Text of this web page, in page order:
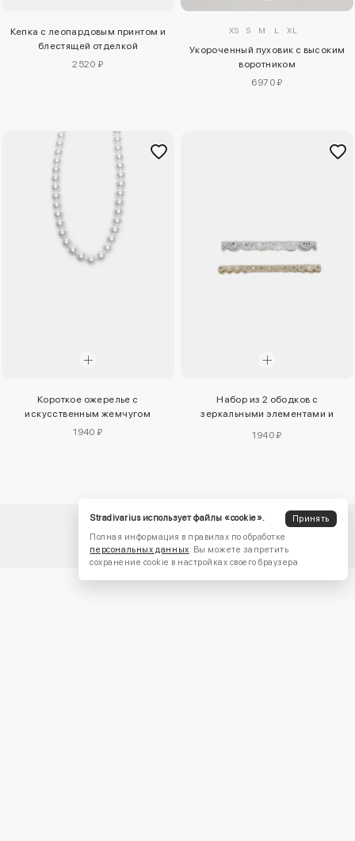
Кепка с леопардовым принтом и
блестящей отделкой
2520 ₽
XS S M L XL
Укороченный пуховик с высоким
воротником
6970 ₽
Короткое ожерелье с
искусственным жемчугом
1940 ₽
Набор из 2 ободков с
зеркальными элементами и
1940 ₽
Stradivarius использует файлы «cookie».
Принять
Полная информация в правилах по обработке
персональных данных. Вы можете запретить
сохранение cookie в настройках своего браузера